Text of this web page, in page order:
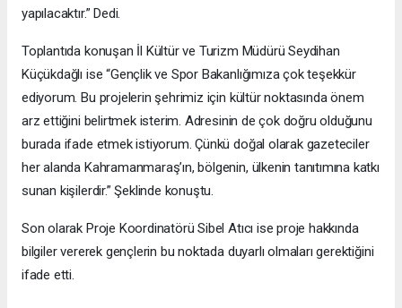
yapılacaktır.” Dedi.
Toplantıda konuşan İl Kültür ve Turizm Müdürü Seydihan
Küçükdağlı ise “Gençlik ve Spor Bakanlığımıza çok teşekkür
ediyorum. Bu projelerin şehrimiz için kültür noktasında önem
arz ettiğini belirtmek isterim. Adresinin de çok doğru olduğunu
burada ifade etmek istiyorum. Çünkü doğal olarak gazeteciler
her alanda Kahramanmaraş’ın, bölgenin, ülkenin tanıtımına katkı
sunan kişilerdir.” Şeklinde konuştu.
Son olarak Proje Koordinatörü Sibel Atıcı ise proje hakkında
bilgiler vererek gençlerin bu noktada duyarlı olmaları gerektiğini
ifade etti.